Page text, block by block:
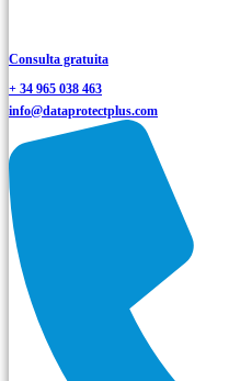
Consulta gratuita
+ 34 965 038 463
info@dataprotectplus.com